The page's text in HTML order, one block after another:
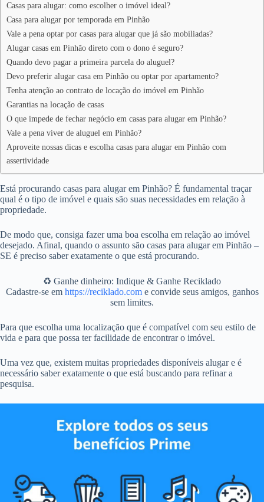
Casas para alugar: como escolher o imóvel ideal?
Casa para alugar por temporada em Pinhão
Vale a pena optar por casas para alugar que já são mobiliadas?
Alugar casas em Pinhão direto com o dono é seguro?
Quando devo pagar a primeira parcela do aluguel?
Devo preferir alugar casa em Pinhão ou optar por apartamento?
Tenha atenção ao contrato de locação do imóvel em Pinhão
Garantias na locação de casas
O que impede de fechar negócio em casas para alugar em Pinhão?
Vale a pena viver de aluguel em Pinhão?
Aproveite nossas dicas e escolha casas para alugar em Pinhão com
assertividade
Está procurando casas para alugar em Pinhão? É fundamental traçar
qual é o tipo de imóvel e quais são suas necessidades em relação à
propriedade.
De modo que, consiga fazer uma boa escolha em relação ao imóvel
desejado. Afinal, quando o assunto são casas para alugar em Pinhão –
SE é preciso saber exatamente o que está procurando.
♻️ Ganhe dinheiro: Indique & Ganhe Reciklado
Cadastre-se em https://reciklado.come convide seus amigos, ganhos
sem limites.
Para que escolha uma localização que é compatível com seu estilo de
vida e para que possa ter facilidade de encontrar o imóvel.
Uma vez que, existem muitas propriedades disponíveis alugar e é
necessário saber exatamente o que está buscando para refinar a
pesquisa.